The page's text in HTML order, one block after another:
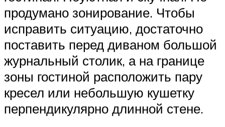
продумано зонирование. Чтобы
исправить ситуацию, достаточно
поставить перед диваном большой
журнальный столик, а на границе
зоны гостиной расположить пару
кресел или небольшую кушетку
перпендикулярно длинной стене.